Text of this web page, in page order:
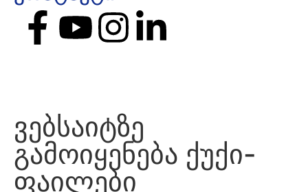
ვებსაიტზე
გამოიყენება ქუქი-
ფაილები